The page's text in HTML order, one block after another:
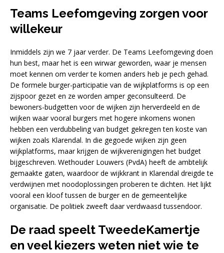
Teams Leefomgeving zorgen voor
willekeur
Inmiddels zijn we 7 jaar verder. De Teams Leefomgeving doen
hun best, maar het is een wirwar geworden, waar je mensen
moet kennen om verder te komen anders heb je pech gehad.
De formele burger-participatie van de wijkplatforms is op een
zijspoor gezet en ze worden amper geconsulteerd. De
bewoners-budgetten voor de wijken zijn herverdeeld en de
wijken waar vooral burgers met hogere inkomens wonen
hebben een verdubbeling van budget gekregen ten koste van
wijken zoals Klarendal. In die gegoede wijken zijn geen
wijkplatforms, maar krijgen de wijkverenigingen het budget
bijgeschreven. Wethouder Louwers (PvdA) heeft de ambtelijk
gemaakte gaten, waardoor de wijkkrant in Klarendal dreigde te
verdwijnen met noodoplossingen proberen te dichten. Het lijkt
vooral een kloof tussen de burger en de gemeentelijke
organisatie. De politiek zweeft daar verdwaasd tussendoor.
De raad speelt TweedeKamertje
en veel kiezers weten niet wie te